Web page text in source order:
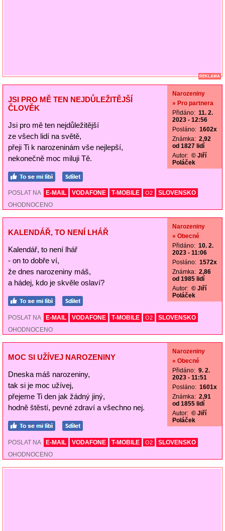
REKLAMA
JSI PRO MĚ TEN NEJDŮLEŽITĚJŠÍ
ČLOVĚK
Jsi pro mě ten nejdůležitější
ze všech lidí na světě,
přeji Ti k narozeninám vše nejlepší,
nekonečně moc miluji Tě.
Narozeniny
» Pro partnera
Přidáno: 11. 2.
2023 - 12:56
Posláno: 1602x
Známka: 2,92
od 1827 lidí
Autor: © Jiří
Poláček
POSLAT NA E-MAIL VODAFONE T-MOBILE O2
SLOVENSKO
OHODNOCENO
KALENDÁŘ, TO NENÍ LHÁŘ
Kalendář, to není lhář
- on to dobře ví,
že dnes narozeniny máš,
a hádej, kdo je skvěle oslaví?
Narozeniny
» Obecné
Přidáno: 10. 2.
2023 - 11:06
Posláno: 1572x
Známka: 2,86
od 1985 lidí
Autor: © Jiří
Poláček
POSLAT NA E-MAIL VODAFONE T-MOBILE O2
SLOVENSKO
OHODNOCENO
MOC SI UŽÍVEJ NAROZENINY
Dneska máš narozeniny,
tak si je moc užívej,
přejeme Ti den jak žádný jiný,
hodně štěstí, pevné zdraví a všechno nej.
Narozeniny
» Obecné
Přidáno: 9. 2.
2023 - 11:51
Posláno: 1601x
Známka: 2,91
od 1855 lidí
Autor: © Jiří
Poláček
POSLAT NA E-MAIL VODAFONE T-MOBILE O2
SLOVENSKO
OHODNOCENO